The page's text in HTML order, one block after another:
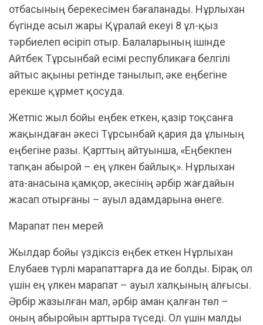
отбасының берекесімен бағаланады. Нұрлыхан
бүгінде асыл жары Құралай екеуі 8 ұл-қыз
тәрбиелеп өсіріп отыр. Балаларының ішінде
Айтбек Тұрсынбай есімі республикаға белгілі
айтыс ақыны ретінде танылып, әке еңбегіне
ерекше құрмет қосуда.
Жетпіс жыл бойы еңбек еткен, қазір тоқсанға
жақындаған әкесі Тұрсынбай қария да ұлының
еңбегіне разы. Қарттың айтуынша, «Еңбекпен
тапқан абырой – ең үлкен байлық». Нұрлыхан
ата-анасына қамқор, әкесінің әрбір жағдайын
жасап отырғаны – ауыл адамдарына өнеге.
Марапат пен мерей
Жылдар бойы үздіксіз еңбек еткен Нұрлыхан
Елубаев түрлі марапаттарға да ие болды. Бірақ ол
үшін ең үлкен марапат – ауыл халқының алғысы.
Әрбір жазылған мал, әрбір аман қалған төл –
оның абыройын арттыра түседі. Ол үшін малды